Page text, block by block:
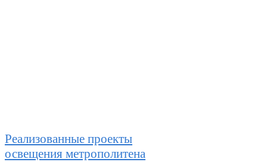
Реализованные проекты
освещения метрополитена